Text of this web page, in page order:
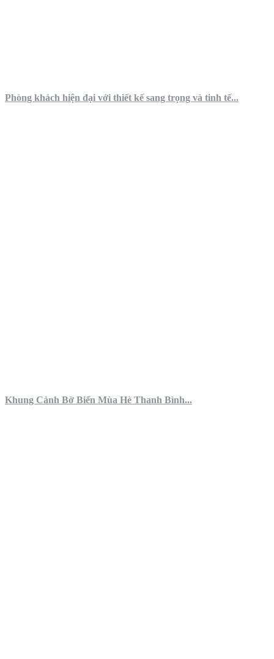
Phòng khách hiện đại với thiết kế sang trọng và tinh tế...
Khung Cảnh Bờ Biển Mùa Hè Thanh Bình...